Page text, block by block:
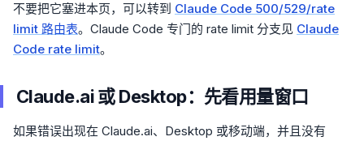
不要把它塞进本页，可以转到 Claude Code 500/529/rate
limit 路由表。Claude Code 专门的 rate limit 分支见 Claude
Code rate limit。
Claude.ai 或 Desktop：先看用量窗口
如果错误出现在 Claude.ai、Desktop 或移动端，并且没有